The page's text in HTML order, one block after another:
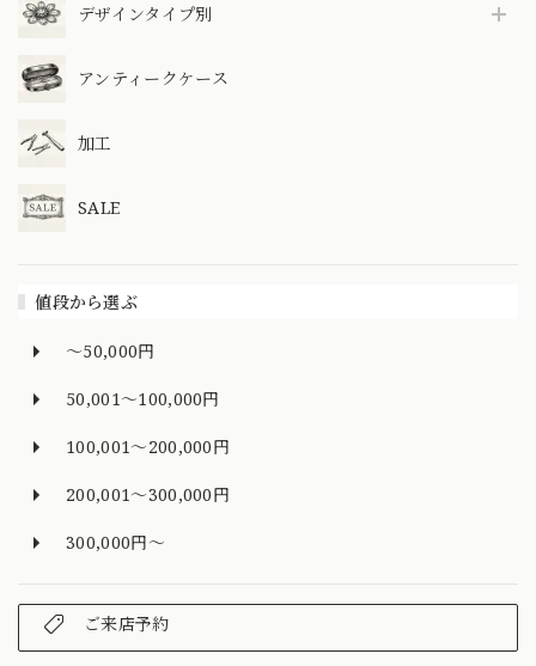
デザインタイプ別
アンティークケース
加工
SALE
値段から選ぶ
～50,000円
50,001～100,000円
100,001～200,000円
200,001～300,000円
300,000円～
ご来店予約